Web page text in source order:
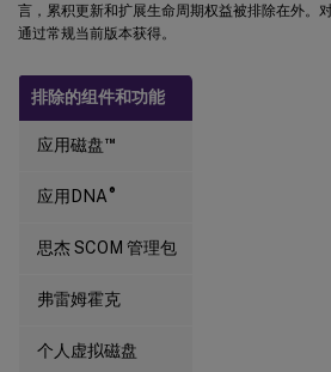
言，累积更新和扩展生命周期权益被排除在外。
通过常规当前版本获得。
排除的组件和功能
应用磁盘™
应用DNA®
思杰 SCOM 管理包
弗雷姆霍克
个人虚拟磁盘